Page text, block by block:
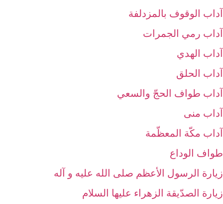
آداب الوقوف بالمزدلفة
آداب رمي الجمرات‏
آداب الهدي‏
آداب الحلق‏
آداب طواف الحجّ والسعي‏
آداب منى‏
آداب مكّة المعظّمة
طواف الوداع‏
زيارة الرسول الأعظم صلى الله عليه و آله‏
زيارة الصدّيقة الزهراء عليها السلام‏